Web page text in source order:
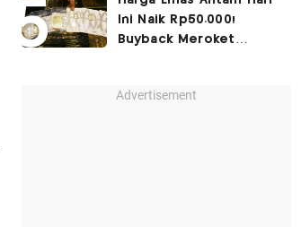
Ini Naik Rp50.000!
Buyback Meroket
Advertisement